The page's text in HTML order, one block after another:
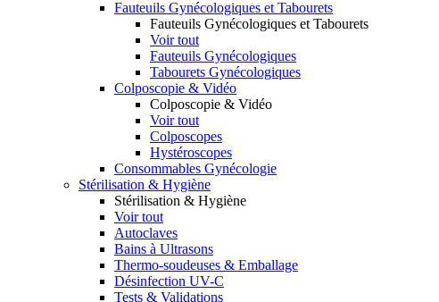
Fauteuils Gynécologiques et Tabourets
Fauteuils Gynécologiques et Tabourets
Voir tout
Fauteuils Gynécologiques
Tabourets Gynécologiques
Colposcopie & Vidéo
Colposcopie & Vidéo
Voir tout
Colposcopes
Hystéroscopes
Consommables Gynécologie
Stérilisation & Hygiène
Stérilisation & Hygiène
Voir tout
Autoclaves
Bains à Ultrasons
Thermo-soudeuses & Emballage
Désinfection UV-C
Tests & Validations